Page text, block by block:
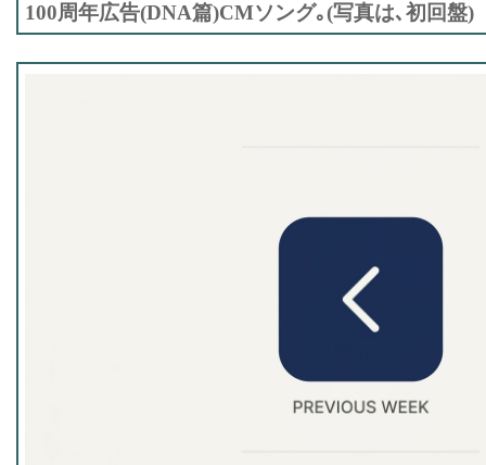
100周年広告(DNA篇)CMソング｡(写真は､初回盤)